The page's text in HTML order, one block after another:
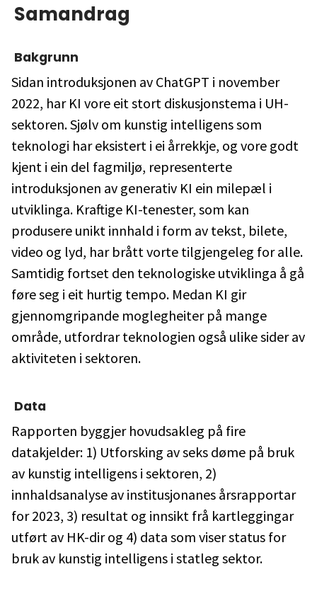
Samandrag
Bakgrunn
Sidan introduksjonen av ChatGPT i november
2022, har KI vore eit stort diskusjonstema i UH-
sektoren. Sjølv om kunstig intelligens som
teknologi har eksistert i ei årrekkje, og vore godt
kjent i ein del fagmiljø, representerte
introduksjonen av generativ KI ein milepæl i
utviklinga. Kraftige KI-tenester, som kan
produsere unikt innhald i form av tekst, bilete,
video og lyd, har brått vorte tilgjengeleg for alle.
Samtidig fortset den teknologiske utviklinga å gå
føre seg i eit hurtig tempo. Medan KI gir
gjennomgripande moglegheiter på mange
område, utfordrar teknologien også ulike sider av
aktiviteten i sektoren.
Data
Rapporten byggjer hovudsakleg på fire
datakjelder: 1) Utforsking av seks døme på bruk
av kunstig intelligens i sektoren, 2)
innhaldsanalyse av institusjonanes årsrapportar
for 2023, 3) resultat og innsikt frå kartleggingar
utført av HK-dir og 4) data som viser status for
bruk av kunstig intelligens i statleg sektor.